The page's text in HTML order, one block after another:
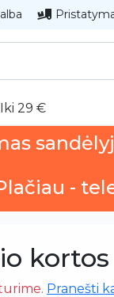
Iki 29 €
-
kortos
Pranešti